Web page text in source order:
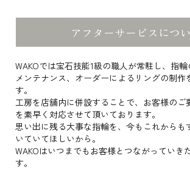
アフターサービスにつ
WAKOでは宝石技能1級の職人が常駐し、指
メンテナンス、オーダーによるリングの制作
す。
工房を店舗内に併設することで、お客様のご
を素早く対応させて頂いております。
思い出に残る大事な指輪を、今もこれからも
いていてほしいから。
WAKOはいつまでもお客様とつながっていき
す。